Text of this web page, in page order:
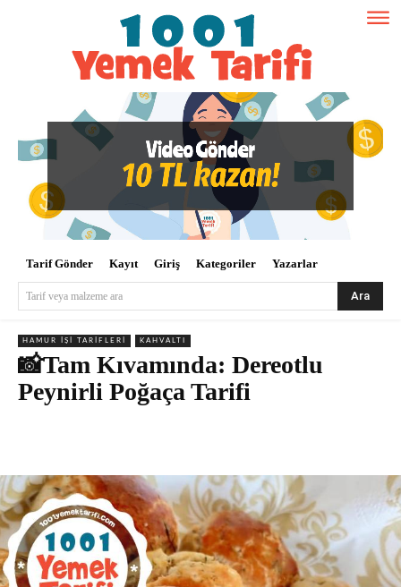
Tarif Gönder Kayıt Giriş Kategoriler Yazarlar
Tarif veya malzeme ara Ara
HAMUR İŞI TARIFLERI KAHVALTI
📸Tam Kıvamında: Dereotlu
Peynirli Poğaça Tarifi